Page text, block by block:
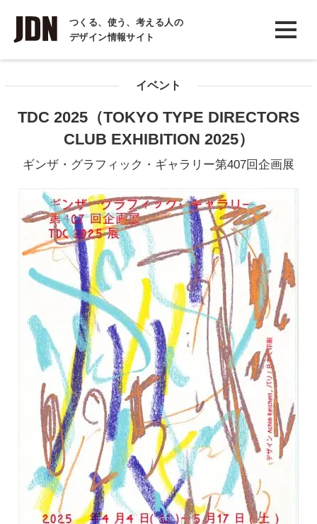
つくる、使う、考える人の
デザイン情報サイト
INTERVIEW
インタビュー
COLUMN
イベント
TDC 2025（TOKYO TYPE DIRECTORS
CLUB EXHIBITION 2025）
ギンザ・グラフィック・ギャラリー第407回企画展